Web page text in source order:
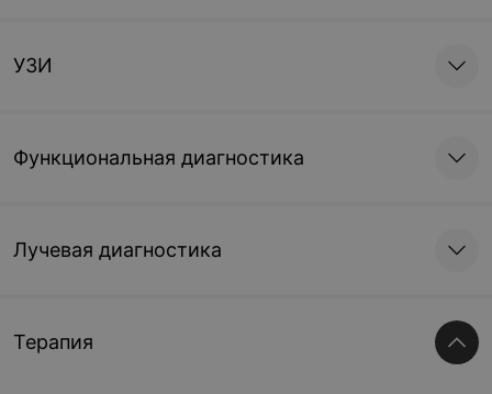
УЗИ
Функциональная диагностика
Лучевая диагностика
Терапия